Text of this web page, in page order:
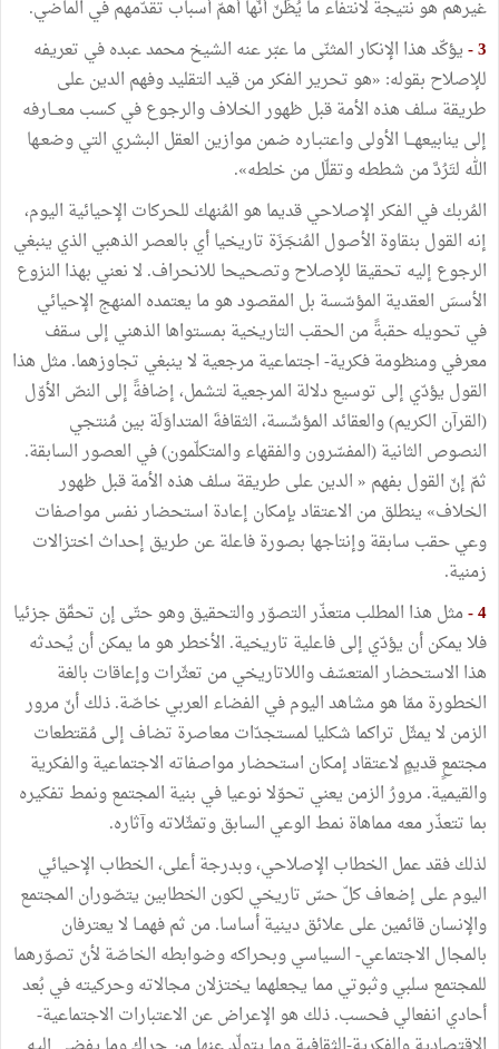
غيرهم هو نتيجة لانتفاء ما يُظَنّ أنّها أهمّ أسباب تقدّمهم في الماضي.
3 - يؤكّد هذا الإنكار المثنّى ما عبّر عنه الشيخ محمد عبده في تعريفه
للإصلاح بقوله: «هو تحرير الفكر من قيد التقليد وفهم الدين على
طريقة سلف هذه الأمة قبل ظهور الخلاف والرجوع في كسب معـــارفه
إلى ينابيعهـــا الأولى واعتبـاره ضمن موازين العقل البشري التي وضعـها
الله لتَرُدَّ من شططه وتقلّل من خلطه».
المُربك في الفكر الإصلاحي قديما هو المُنهك للحركات الإحيائية اليوم،
إنه القول بنقاوة الأصول المُنجَزَة تاريخيا أي بالعصر الذهبي الذي ينبغي
الرجوع إليه تحقيقا للإصلاح وتصحيحا للانحراف. لا نعني بهذا النزوع
الأسسَ العقدية المؤسّسة بل المقصود هو ما يعتمده المنهج الإحيائي
في تحويله حقبةً من الحقب التاريخية بمستواها الذهني إلى سقف
معرفي ومنظومة فكرية- اجتماعية مرجعية لا ينبغي تجاوزهما. مثل هذا
القول يؤدّي إلى توسيع دلالة المرجعية لتشمل، إضافةً إلى النصّ الأوّل
(القرآن الكريم) والعقائد المؤسِّسة، الثقافةَ المتداوَلَة بين مُنتجي
النصوص الثانية (المفسّرون والفقهاء والمتكلّمون) في العصور السابقة.
ثمّ إنّ القول بفهم « الدين على طريقة سلف هذه الأمة قبل ظهور
الخلاف» ينطلق من الاعتقاد بإمكان إعادة استحضار نفس مواصفات
وعي حقب سابقة وإنتاجها بصورة فاعلة عن طريق إحداث اختزالات
زمنية.
4 - مثل هذا المطلب متعذّر التصوّر والتحقيق وهو حتّى إن تحقّق جزئيا
فلا يمكن أن يؤدّي إلى فاعلية تاريخية. الأخطر هو ما يمكن أن يُحدثه
هذا الاستحضار المتعسّف واللاتاريخي من تعثّرات وإعاقات بالغة
الخطورة ممّا هو مشاهد اليوم في الفضاء العربي خاصّة. ذلك أنّ مرور
الزمن لا يمثّل تراكما شكليا لمستجدّات معاصرة تضاف إلى مُقتطعات
مجتمعٍ قديمٍ لاعتقاد إمكان استحضار مواصفاته الاجتماعية والفكرية
والقيمية. مرورُ الزمن يعني تحوّلا نوعيا في بنية المجتمع ونمط تفكيره
بما تتعذّر معه مماهاة نمط الوعي السابق وتمثّلاته وآثاره.
لذلك فقد عمل الخطاب الإصلاحي، وبدرجة أعلى، الخطاب الإحيائي
اليوم على إضعاف كلّ حسّ تاريخي لكون الخطابين يتصّوران المجتمع
والإنسان قائمين على علائق دينية أساسا. من ثم فهمــا لا يعترفان
بالمجال الاجتماعي- السياسي وبحراكه وضوابطه الخاصّة لأنّ تصوّرهما
للمجتمع سلبي وثبوتي مما يجعلهما يختزلان مجالاته وحركيته في بُعد
أحادي انفعالي فحسب. ذلك هو الإعراض عن الاعتبارات الاجتماعية-